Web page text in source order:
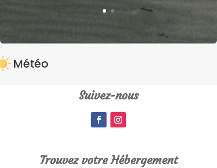
Météo
Suivez-nous
Trouvez votre Hébergement